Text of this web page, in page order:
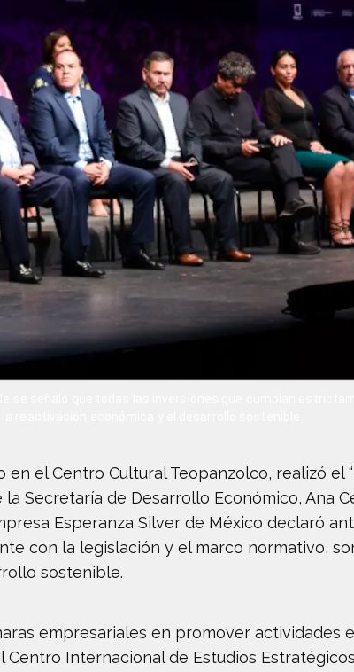
el Centro Cultural Teopanzolco, realizó el
Secretaría de Desarrollo Económico, Ana
Esperanza Silver de México declaró
con la legislación y el marco normativo,
sostenible.
empresariales en promover actividades
Internacional de Estudios